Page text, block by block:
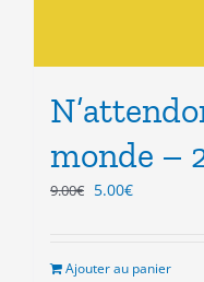
monde –
9.00€ Le
était :
5.00€Le
est :
Ajouter au panier